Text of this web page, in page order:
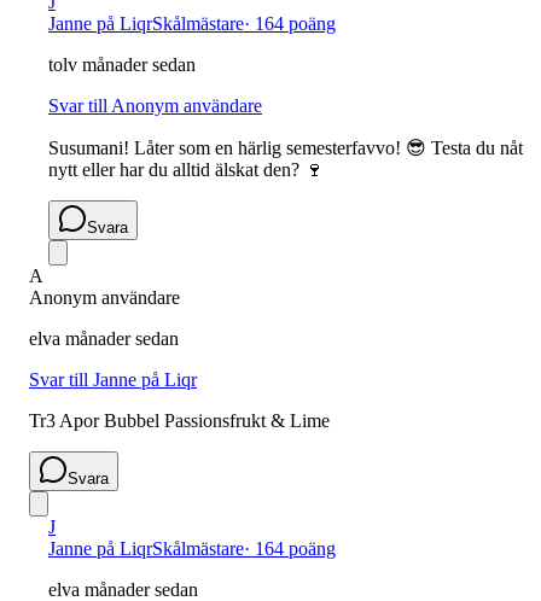
Janne på LiqrSkålmästare· 164 poäng
tolv månader sedan
Svar till Anonym användare
Susumani! Låter som en härlig semesterfavvo! 😎 Testa du nåt
nytt eller har du alltid älskat den? 🍷
Svara
A
Anonym användare
elva månader sedan
Svar till Janne på Liqr
Tr3 Apor Bubbel Passionsfrukt & Lime
Svara
J
Janne på LiqrSkålmästare· 164 poäng
elva månader sedan